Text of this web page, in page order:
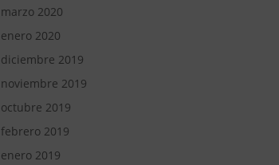
marzo 2020
enero 2020
diciembre 2019
noviembre 2019
octubre 2019
febrero 2019
enero 2019